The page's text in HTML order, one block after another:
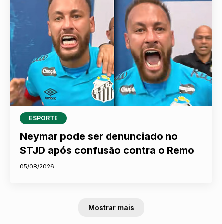
ESPORTE
Neymar pode ser denunciado no
STJD após confusão contra o Remo
05/08/2026
Mostrar mais